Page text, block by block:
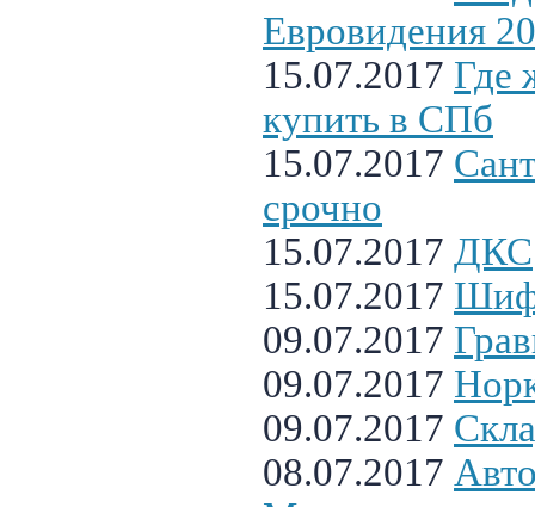
Евровидения
15.07.2017 Где
купить в СПб
15.07.2017
срочно
15.07.2017 ДКС
15.07.2017
09.07.2017
09.07.2017
09.07.2017
08.07.2017